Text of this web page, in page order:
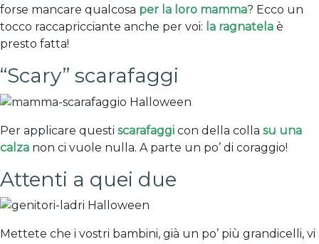
forse mancare qualcosa per la loro mamma? Ecco un
tocco raccapricciante anche per voi: la ragnatela è
presto fatta!
“Scary” scarafaggi
Per applicare questi scarafaggi con della colla su una
calza non ci vuole nulla. A parte un po’ di coraggio!
Attenti a quei due
Mettete che i vostri bambini, già un po’ più grandicelli, vi